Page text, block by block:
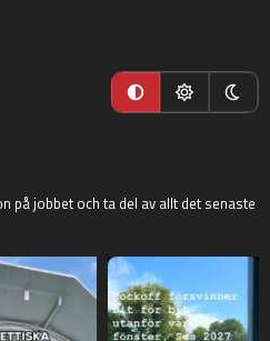
på jobbet och ta del av allt det senaste